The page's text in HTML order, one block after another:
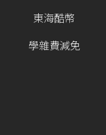
東海酷幣
學雜費減免